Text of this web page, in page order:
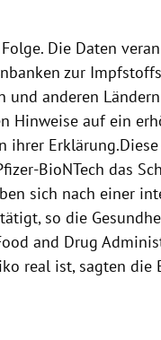
Die Daten
zur
und anderen
Hinweise auf ein
ihrer
BioNTech das
sich nach einer
so die
and Drug
real ist, sagten die